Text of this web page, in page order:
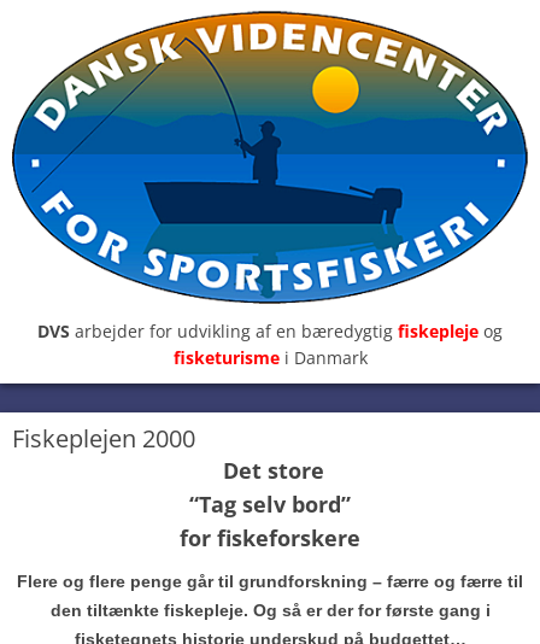
DVS arbejder for udvikling af en bæredygtig fiskepleje og
fisketurisme i Danmark
Fiskeplejen 2000
Det store
“Tag selv bord”
for fiskeforskere
Flere og flere penge går til grundforskning – færre og færre til
den tiltænkte fiskepleje. Og så er der for første gang i
fisketegnets historie underskud på budgettet…